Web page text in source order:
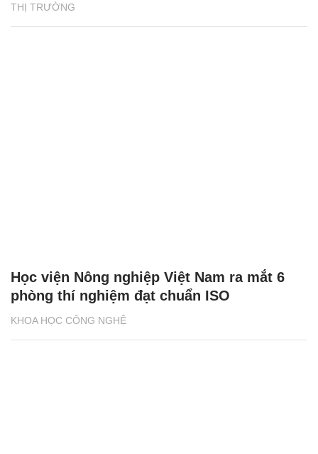
THỊ TRƯỜNG
KHOA HỌC CÔNG NGHỆ
Học viện Nông nghiệp Việt Nam ra mắt 6
phòng thí nghiệm đạt chuẩn ISO